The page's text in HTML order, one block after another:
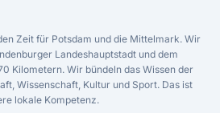
Zeit für Potsdam und die Mittelmark. Wir
Landeshauptstadt und dem
Kilometern. Wir bündeln das Wissen der
Wissenschaft, Kultur und Sport. Das ist
lokale Kompetenz.